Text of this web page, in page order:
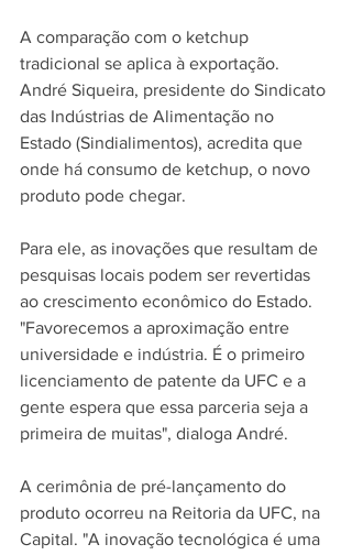
A comparação com o ketchup
tradicional se aplica à exportação.
André Siqueira, presidente do Sindicato
das Indústrias de Alimentação no
Estado (Sindialimentos), acredita que
onde há consumo de ketchup, o novo
produto pode chegar.
Para ele, as inovações que resultam de
pesquisas locais podem ser revertidas
ao crescimento econômico do Estado.
"Favorecemos a aproximação entre
universidade e indústria. É o primeiro
licenciamento de patente da UFC e a
gente espera que essa parceria seja a
primeira de muitas", dialoga André.
A cerimônia de pré-lançamento do
produto ocorreu na Reitoria da UFC, na
Capital. "A inovação tecnológica é uma